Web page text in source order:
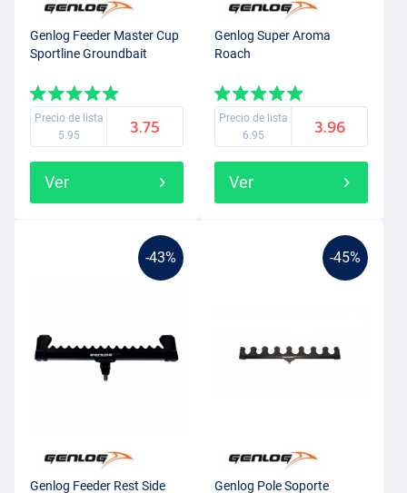
Genlog Feeder Master Cup
Sportline Groundbait
Precio de lista
5.95
3.75
Ver
Genlog Super Aroma
Roach
Precio de lista
6.95
3.96
Ver
-43%
Genlog Feeder Rest Side
-45%
Genlog Pole Soporte